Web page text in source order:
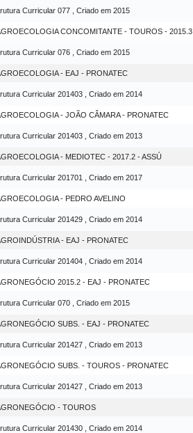
Curricular 077 , Criado em 2015
CONCOMITANTE - TOUROS - 2015.3
Curricular 076 , Criado em 2015
- EAJ - PRONATEC
Curricular 201403 , Criado em 2014
- JOÃO CÂMARA - PRONATEC
Curricular 201403 , Criado em 2013
- MEDIOTEC - 2017.2 - ASSÚ
Curricular 201701 , Criado em 2017
- PEDRO AVELINO
Curricular 201429 , Criado em 2014
- EAJ - PRONATEC
Curricular 201404 , Criado em 2014
2015.2 - EAJ - PRONATEC
Curricular 070 , Criado em 2015
SUBS. - EAJ - PRONATEC
Curricular 201427 , Criado em 2013
SUBS. - TOUROS - PRONATEC
Curricular 201427 , Criado em 2013
- TOUROS
Curricular 201430 , Criado em 2014